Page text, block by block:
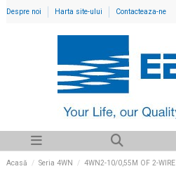
Despre noi Harta site-ului Contacteaza-ne
Acasă Seria 4WN 4WN2-10/0,55M OF 2-WIRE